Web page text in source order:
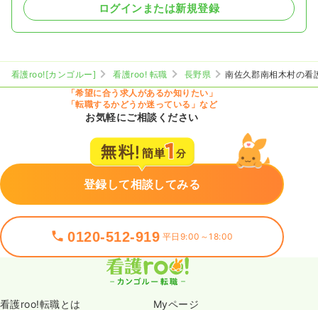
ログインまたは新規登録
看護roo![カンゴルー] 看護roo! 転職 長野県
南佐久郡南相木村の看
「希望に合う求人があるか知りたい」
「転職するかどうか迷っている」など
お気軽にご相談ください
登録して相談してみる
0120-512-919 平日9:00～18:00
看護roo!転職とは Myページ